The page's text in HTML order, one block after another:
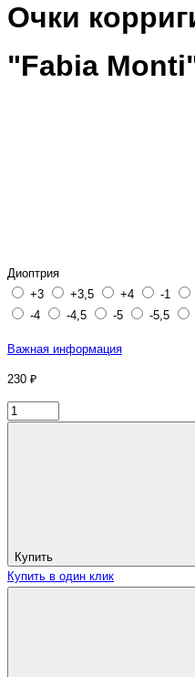
Очки
"Fabia
Диоптрия
+3
+3,5 +4 -1
-4
-4,5 -5 -5,5
Важная информация
230 ₽
Купить
Купить в один клик